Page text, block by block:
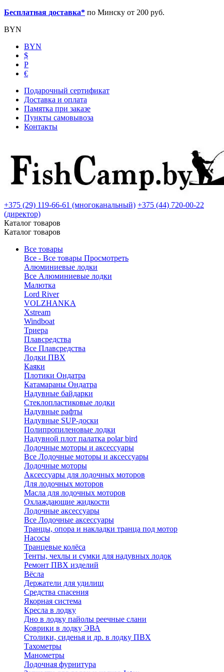
Бесплатная доставка* по Минску от 200 руб.
BYN
BYN
$
Р
€
Подарочный сертификат
Доставка и оплата
Памятка при заказе
Пункты самовывоза
Контакты
+375 (29) 119-66-61 (многоканальный) +375 (44) 720-00-22
(директор)
Каталог товаров
Каталог товаров
Все товары
Все - Все товары Просмотреть
Алюминиевые лодки
Все Алюминиевые лодки
Малютка
Lord River
VOLZHANKA
Xstream
Windboat
Триера
Плавсредства
Все Плавсредства
Лодки ПВХ
Каяки
Плотики Ондатра
Катамараны Ондатра
Надувные байдарки
Стеклопластиковые лодки
Надувные рафты
Надувные SUP-доски
Полипропиленовые лодки
Надувной плот палатка polar bird
Лодочные моторы и аксессуары
Все Лодочные моторы и аксессуары
Лодочные моторы
Аксессуары для лодочных моторов
Для лодочных моторов
Масла для лодочных моторов
Охлаждающие жидкости
Лодочные аксессуары
Все Лодочные аксессуары
Транцы, опора и накладки транца под мотор
Насосы
Транцевые колёса
Тенты, чехлы и сумки для надувных лодок
Ремонт ПВХ изделий
Вёсла
Держатели для удилищ
Средства спасения
Якорная система
Кресла в лодку
Дно в лодку пайолы реечные слани
Коврики в лодку ЭВА
Столики, сиденья и др. в лодку ПВХ
Тахометры
Манометры
Лодочная фурнитура